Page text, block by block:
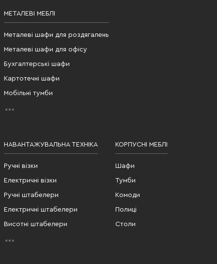
МЕТАЛЕВІ МЕБЛІ
Металеві шафи для роздягалень
Металеві шафи для офісу
Бухгалтерські шафи
Картотечні шафи
Мобільні тумби
НАВАНТАЖУВАЛЬНА ТЕХНІКА
Ручні візки
Електричні візки
Ручні штабелери
Електричні штабелери
Висотні штабелери
КОРПУСНІ МЕБЛІ
Шафи
Тумби
Комоди
Полиці
Столи